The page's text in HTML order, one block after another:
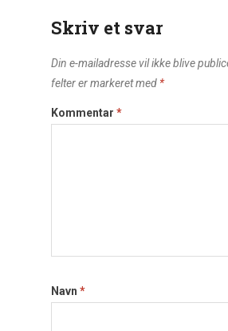
Skriv et svar
Din e-mailadresse vil ikke blive
felter er markeret med *
Kommentar *
Navn *